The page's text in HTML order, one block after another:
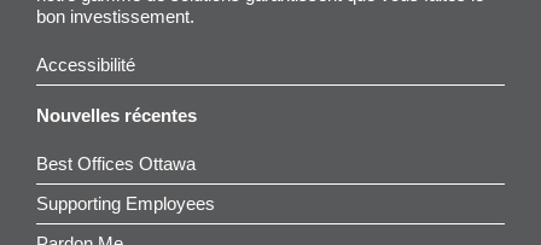
bon investissement.
Accessibilité
Nouvelles récentes
Best Offices Ottawa
Supporting Employees